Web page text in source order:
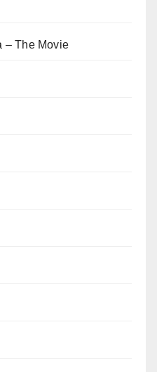
– The Movie